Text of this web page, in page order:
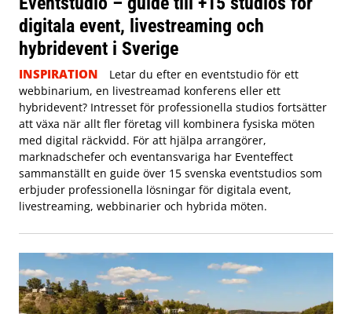
digitala event, livestreaming och
hybridevent i Sverige
INSPIRATION
Letar du efter en eventstudio för ett
webbinarium, en livestreamad konferens eller ett
hybridevent? Intresset för professionella studios fortsätter
att växa när allt fler företag vill kombinera fysiska möten
med digital räckvidd. För att hjälpa arrangörer,
marknadschefer och eventansvariga har Eventeffect
sammanställt en guide över 15 svenska eventstudios som
erbjuder professionella lösningar för digitala event,
livestreaming, webbinarier och hybrida möten.